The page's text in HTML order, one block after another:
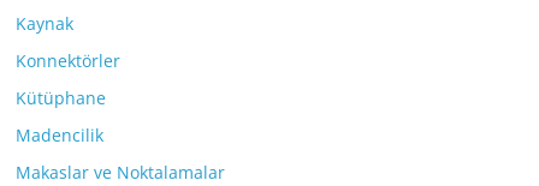
Kaynak
Konnektörler
Kütüphane
Madencilik
Makaslar ve Noktalamalar